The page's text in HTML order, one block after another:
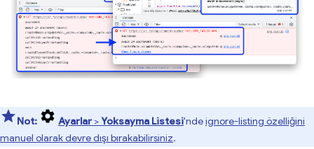
Not: Ayarlar >Yoksayma Listesi'ndeignore-listing özelliğini
manuel olarak devre dışı bırakabilirsiniz.